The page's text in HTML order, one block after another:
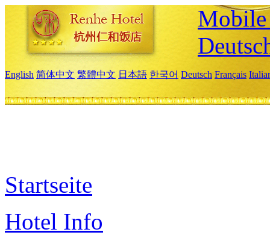
English 简体中文 繁體中文 日本語 한국어 Deutsch Français
Startseite
Hotel Info